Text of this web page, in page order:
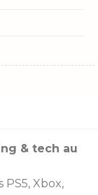
& tech au
PS5, Xbox,